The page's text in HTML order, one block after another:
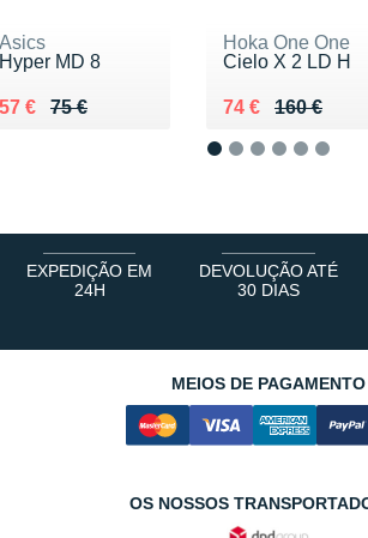
Asics
Hyper MD 8
75 €
lieu de 75 €
57 € 57 €
Hoka One One
Cielo X 2 LD H
160 €
Au lieu de 160 €
74 €
Vendu 74 €
EXPEDIÇÃO EM
24H
DEVOLUÇÃO ATÉ
30 DIAS
MEIOS DE PAGAMENTO
OS NOSSOS